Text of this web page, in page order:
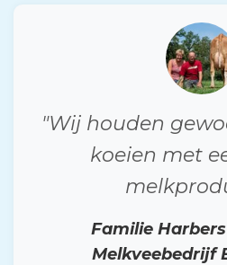
"Wij houden
koeien met
Familie
Melkveebedrijf